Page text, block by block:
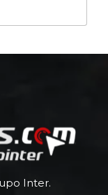
Inter.